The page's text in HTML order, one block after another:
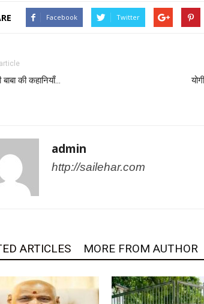
Facebook Twitter
बाबा की कहानियाँ…
admin
http://sailehar.com
ARTICLES MORE FROM AUTHOR